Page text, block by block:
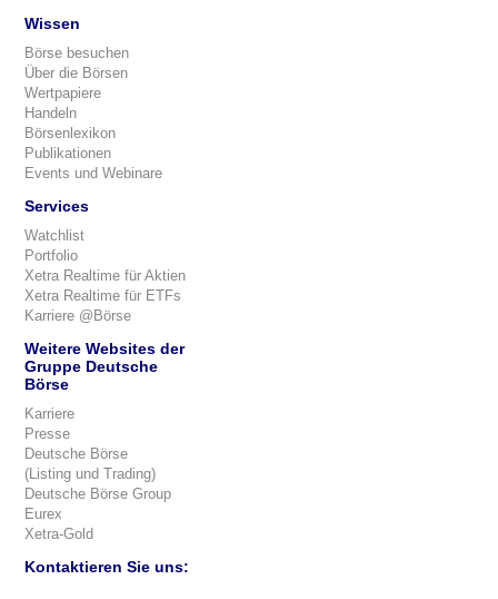
Wissen
Börse besuchen
Über die Börsen
Wertpapiere
Handeln
Börsenlexikon
Publikationen
Events und Webinare
Services
Watchlist
Portfolio
Xetra Realtime für Aktien
Xetra Realtime für ETFs
Karriere @Börse
Weitere Websites der
Gruppe Deutsche
Börse
Karriere
Presse
Deutsche Börse
(Listing und Trading)
Deutsche Börse Group
Eurex
Xetra-Gold
Kontaktieren Sie uns: